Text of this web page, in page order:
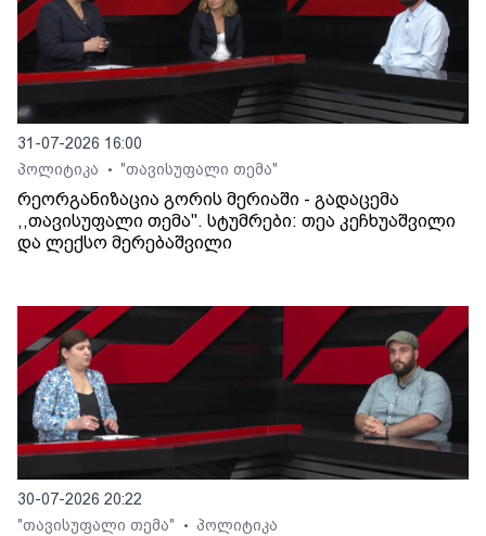
31-07-2026 16:00
პოლიტიკა
• "თავისუფალი თემა"
რეორგანიზაცია გორის მერიაში - გადაცემა
,,თავისუფალი თემა". სტუმრები: თეა კეჩხუაშვილი
და ლექსო მერებაშვილი
30-07-2026 20:22
"თავისუფალი თემა"
• პოლიტიკა